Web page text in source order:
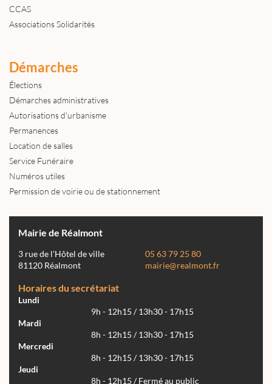
CCAS
Associations Solidarités
Démarches
Élections
Démarches administratives
Autorisations d'urbanisme
Permanences
Location de salles
Service Funéraire
Numéros utiles
Permission de voirie ou de stationnement
Mairie de Réalmont
3 rue de l'Hôtel de ville
81120 Réalmont
05 63 79 25 80
mairie@realmont.fr
Horaires du secrétariat
Lundi
9h - 12h15 / 13h30 - 17h15
Mardi
8h - 12h15 / 13h30 - 17h15
Mercredi
8h - 12h15 / 13h30 - 17h15
Jeudi
8h - 12h15 / Fermé au public